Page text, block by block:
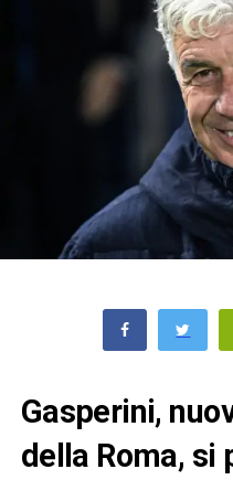
Gasperini,
della Roma, si